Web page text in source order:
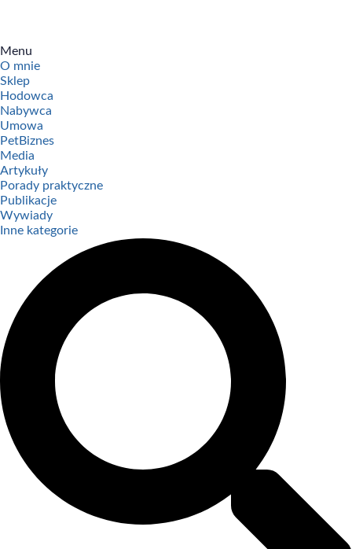
Menu
O mnie
Sklep
Hodowca
Nabywca
Umowa
PetBiznes
Media
Artykuły
Porady praktyczne
Publikacje
Wywiady
Inne kategorie